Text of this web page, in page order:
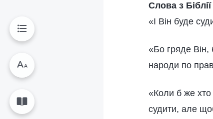
Слова з Біблії
«І Він буде
«Бо гряде Він,
народи по
«Коли б же хто
судити, але